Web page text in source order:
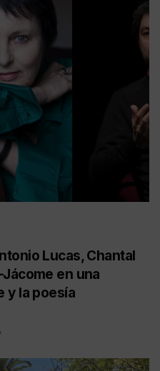
Lucas, Chantal
en una
y la poesía